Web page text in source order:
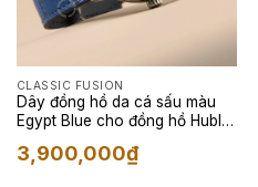
CLASSIC FUSION
Dây đồng hồ da cá sấu màu
Egypt Blue cho đồng hồ Hublot
3,900,000₫